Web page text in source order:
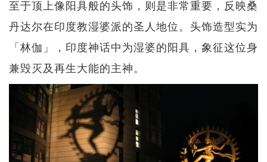
至于顶上像阳具般的头饰，则是非常重要，反映桑
丹达尔在印度教湿婆派的圣人地位。头饰造型实为
「林伽」，印度神话中为湿婆的阳具，象征这位身
兼毁灭及再生大能的主神。